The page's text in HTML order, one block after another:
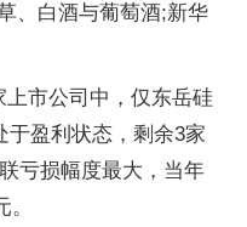
、白酒与葡萄酒;新华
市公司中，仅东岳硅
于盈利状态，剩余3家
亏损幅度最大，当年